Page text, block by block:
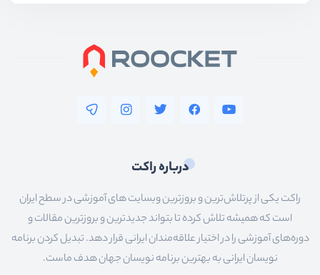
درباره راکت
راکت یکی از پرتلاش‌ترین و بروزترین وبسایت های آموزشی در سطح ایران
است که همیشه تلاش کرده تا بتواند جدیدترین و بروزترین مقالات و
دوره‌های آموزشی را در اختیار علاقه‌مندان ایرانی قرار دهد. تبدیل کردن برنامه
نویسان ایرانی به بهترین برنامه نویسان جهان هدف ماست.